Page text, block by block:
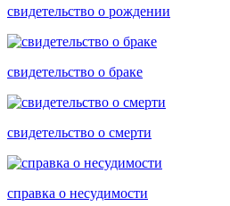
свидетельство о рождении
свидетельство о браке
свидетельство о смерти
справка о несудимости